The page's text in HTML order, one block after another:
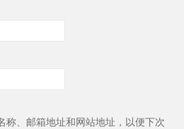
称、邮箱地址和网站地址，以便下次